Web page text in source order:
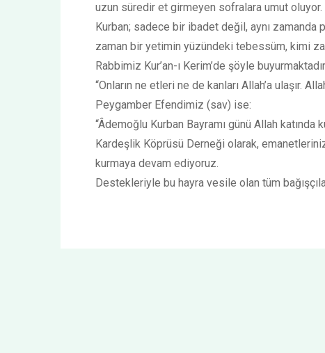
uzun süredir et girmeyen sofralara umut oluyor.
Kurban; sadece bir ibadet değil, aynı
zaman bir yetimin yüzündeki tebessüm, kimi
Rabbimiz Kur’an-ı Kerim’de şöyle
“Onların ne etleri ne de kanları Allah’a ulaşır.
Peygamber Efendimiz (sav) ise:
“Âdemoğlu Kurban Bayramı günü Allah
Kardeşlik Köprüsü Derneği olarak,
kurmaya devam ediyoruz.
Destekleriyle bu hayra vesile olan tüm